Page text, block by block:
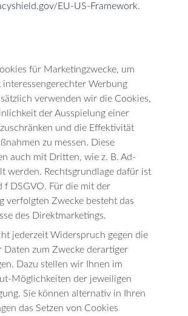
EU-US-Framework.
für Marketingzwecke, um
Werbung
verwenden wir die Cookies,
der Ausspielung einer
und die Effektivität
zu messen. Diese
auch mit Dritten, wie z. B. Ad-
werden. Rechtsgrundlage dafür ist
f DSGVO. Für die mit der
verfolgten Zwecke besteht das
des Direktmarketings.
jederzeit Widerspruch gegen die
Daten zum Zwecke derartiger
Dazu stellen wir Ihnen im
Möglichkeiten der jeweiligen
Sie können alternativ in Ihren
das Setzen von Cookies